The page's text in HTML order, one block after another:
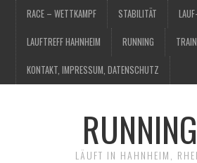
RACE – WETTKAMPF STABILITÄT
LAUFTREFF HAHNHEIM RUNNING
KONTAKT, IMPRESSUM, DATENSCHUTZ
LÄUFT IN HAHNHEIM,